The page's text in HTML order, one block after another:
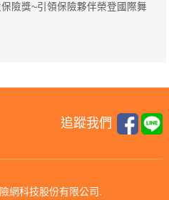
保險獎~引領保險夥伴榮登國際舞
追蹤我們
網科技股份有限公司.